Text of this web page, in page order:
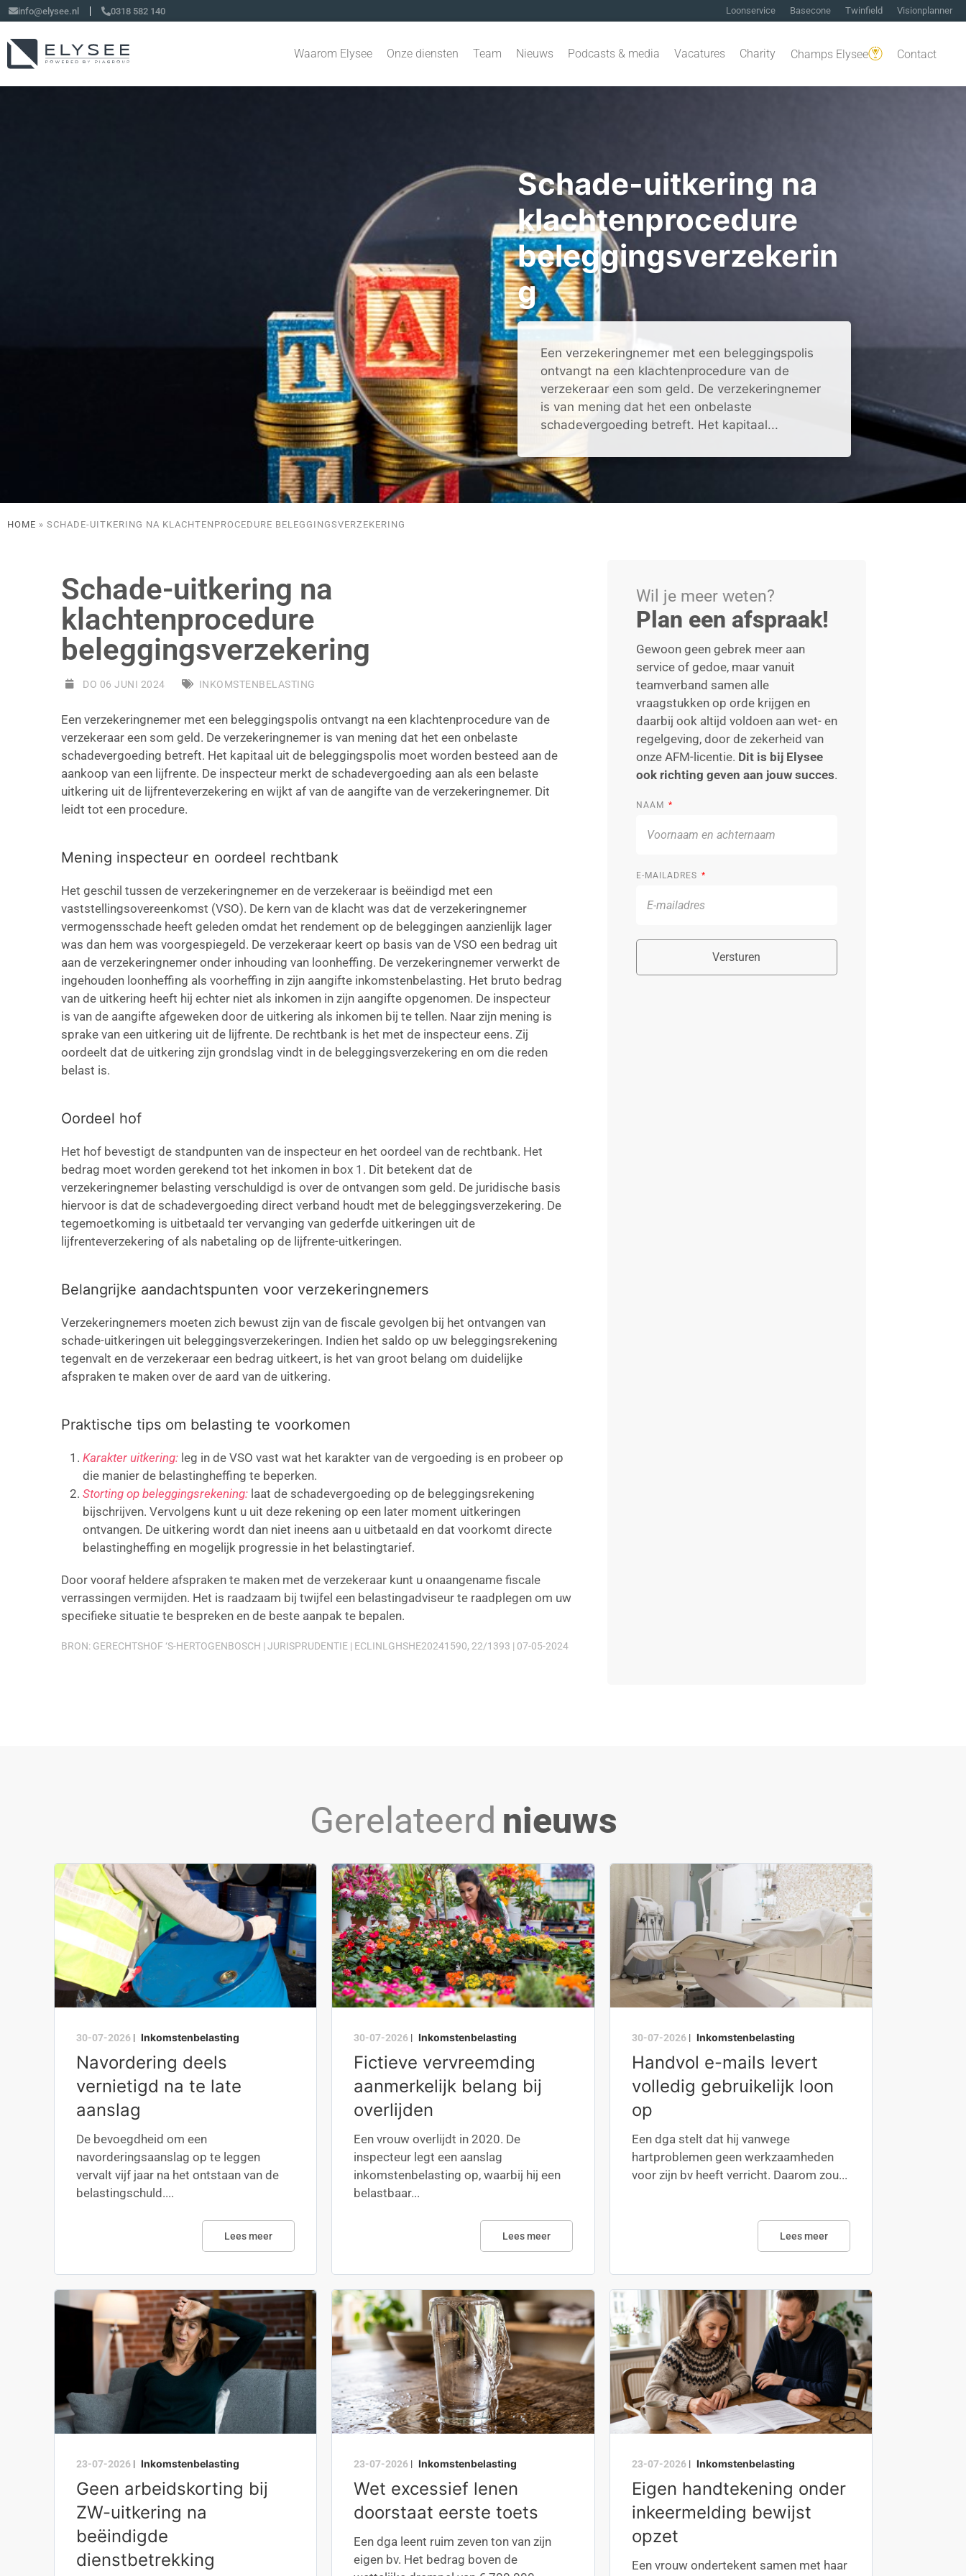
info@elysee.nl 0318 582 140 Loonservice Basecone Twinfield Visionplanner
Waarom Elysee Onze diensten Team Nieuws Podcasts & media Vacatures Charity Champs Elysee Contact
Schade-uitkering na
klachtenprocedure
beleggingsverzekerin
g
Een verzekeringnemer met een beleggingspolis
ontvangt na een klachtenprocedure van de
verzekeraar een som geld. De verzekeringnemer
is van mening dat het een onbelaste
schadevergoeding betreft. Het kapitaal...
HOME » SCHADE-UITKERING NA KLACHTENPROCEDURE BELEGGINGSVERZEKERING
Schade-uitkering na
klachtenprocedure
beleggingsverzekering
DO 06 JUNI 2024 INKOMSTENBELASTING
Een verzekeringnemer met een beleggingspolis ontvangt na een klachtenprocedure van de
verzekeraar een som geld. De verzekeringnemer is van mening dat het een onbelaste
schadevergoeding betreft. Het kapitaal uit de beleggingspolis moet worden besteed aan de
aankoop van een lijfrente. De inspecteur merkt de schadevergoeding aan als een belaste
uitkering uit de lijfrenteverzekering en wijkt af van de aangifte van de verzekeringnemer. Dit
leidt tot een procedure.
Mening inspecteur en oordeel rechtbank
Het geschil tussen de verzekeringnemer en de verzekeraar is beëindigd met een
vaststellingsovereenkomst (VSO). De kern van de klacht was dat de verzekeringnemer
vermogensschade heeft geleden omdat het rendement op de beleggingen aanzienlijk lager
was dan hem was voorgespiegeld. De verzekeraar keert op basis van de VSO een bedrag uit
aan de verzekeringnemer onder inhouding van loonheffing. De verzekeringnemer verwerkt de
ingehouden loonheffing als voorheffing in zijn aangifte inkomstenbelasting. Het bruto bedrag
van de uitkering heeft hij echter niet als inkomen in zijn aangifte opgenomen. De inspecteur
is van de aangifte afgeweken door de uitkering als inkomen bij te tellen. Naar zijn mening is
sprake van een uitkering uit de lijfrente. De rechtbank is het met de inspecteur eens. Zij
oordeelt dat de uitkering zijn grondslag vindt in de beleggingsverzekering en om die reden
belast is.
Oordeel hof
Het hof bevestigt de standpunten van de inspecteur en het oordeel van de rechtbank. Het
bedrag moet worden gerekend tot het inkomen in box 1. Dit betekent dat de
verzekeringnemer belasting verschuldigd is over de ontvangen som geld. De juridische basis
hiervoor is dat de schadevergoeding direct verband houdt met de beleggingsverzekering. De
tegemoetkoming is uitbetaald ter vervanging van gederfde uitkeringen uit de
lijfrenteverzekering of als nabetaling op de lijfrente-uitkeringen.
Belangrijke aandachtspunten voor verzekeringnemers
Verzekeringnemers moeten zich bewust zijn van de fiscale gevolgen bij het ontvangen van
schade-uitkeringen uit beleggingsverzekeringen. Indien het saldo op uw beleggingsrekening
tegenvalt en de verzekeraar een bedrag uitkeert, is het van groot belang om duidelijke
afspraken te maken over de aard van de uitkering.
Praktische tips om belasting te voorkomen
Karakter uitkering: leg in de VSO vast wat het karakter van de vergoeding is en probeer op
die manier de belastingheffing te beperken.
Storting op beleggingsrekening: laat de schadevergoeding op de beleggingsrekening
bijschrijven. Vervolgens kunt u uit deze rekening op een later moment uitkeringen
ontvangen. De uitkering wordt dan niet ineens aan u uitbetaald en dat voorkomt directe
belastingheffing en mogelijk progressie in het belastingtarief.
Door vooraf heldere afspraken te maken met de verzekeraar kunt u onaangename fiscale
verrassingen vermijden. Het is raadzaam bij twijfel een belastingadviseur te raadplegen om uw
specifieke situatie te bespreken en de beste aanpak te bepalen.
BRON: GERECHTSHOF ‘S-HERTOGENBOSCH | JURISPRUDENTIE | ECLINLGHSHE20241590, 22/1393 | 07-05-2024
Wil je meer weten?
Plan een afspraak!
Gewoon geen gebrek meer aan
service of gedoe, maar vanuit
teamverband samen alle
vraagstukken op orde krijgen en
daarbij ook altijd voldoen aan wet- en
regelgeving, door de zekerheid van
onze AFM-licentie. Dit is bij Elysee
ook richting geven aan jouw succes.
NAAM
E-MAILADRES
Versturen
Gerelateerd nieuws
30-07-2026 | Inkomstenbelasting
Navordering deels
vernietigd na te late
aanslag
De bevoegdheid om een
navorderingsaanslag op te leggen
vervalt vijf jaar na het ontstaan van de
belastingschuld....
Lees meer
30-07-2026 | Inkomstenbelasting
Fictieve vervreemding
aanmerkelijk belang bij
overlijden
Een vrouw overlijdt in 2020. De
inspecteur legt een aanslag
inkomstenbelasting op, waarbij hij een
belastbaar...
Lees meer
30-07-2026| Inkomstenbelasting
Handvol e-mails levert
volledig gebruikelijk loon
op
Een dga stelt dat hij vanwege
hartproblemen geen werkzaamheden
voor zijn bv heeft verricht. Daarom zou...
Lees meer
23-07-2026 | Inkomstenbelasting
Geen arbeidskorting bij
ZW-uitkering na
beëindigde
dienstbetrekking
23-07-2026 | Inkomstenbelasting
Wet excessief lenen
doorstaat eerste toets
Een dga leent ruim zeven ton van zijn
eigen bv. Het bedrag boven de
23-07-2026| Inkomstenbelasting
Eigen handtekening onder
inkeermelding bewijst
opzet
Een vrouw ondertekent samen met haar